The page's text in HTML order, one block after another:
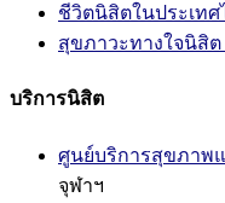
ชีวิตนิสิตในประเทศ
สุขภาวะทางใจนิสิต
บริการนิสิต
ศูนย์บริการสุขภาพ
จุฬาฯ